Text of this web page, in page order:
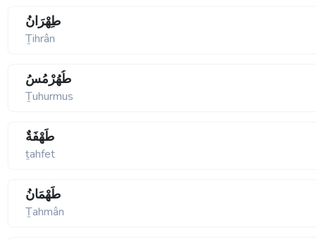
طِهْرَانُ
Ṯihrân
طُهُرْمُسُ
Ṯuhurmus
طَهْفَةٌ
ṯahfet
طَهْمَانُ
Ṯahmân